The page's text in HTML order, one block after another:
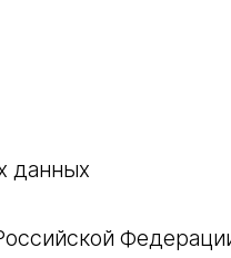
данных